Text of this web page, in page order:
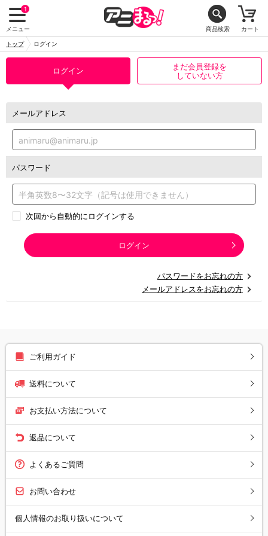
1
メニュー 商品検索 カート
トップ ログイン
ログイン
まだ会員登録を
していない方
メールアドレス
パスワード
次回から自動的にログインする
ログイン
パスワードをお忘れの方
メールアドレスをお忘れの方
ご利用ガイド
送料について
お支払い方法について
返品について
よくあるご質問
お問い合わせ
個人情報のお取り扱いについて